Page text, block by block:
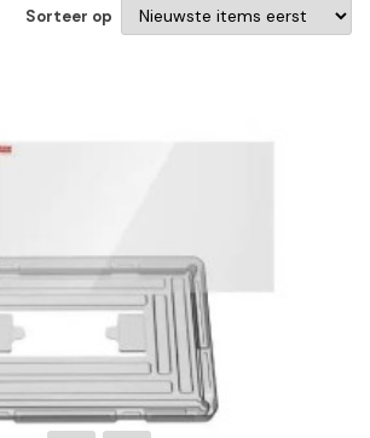
Sorteer op